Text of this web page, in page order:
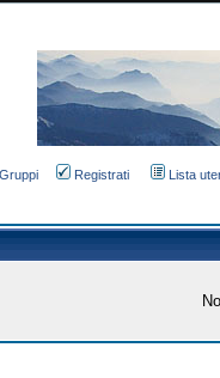
Gruppi Registrati Lista